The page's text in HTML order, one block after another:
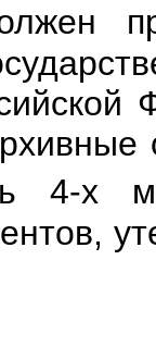
4-х